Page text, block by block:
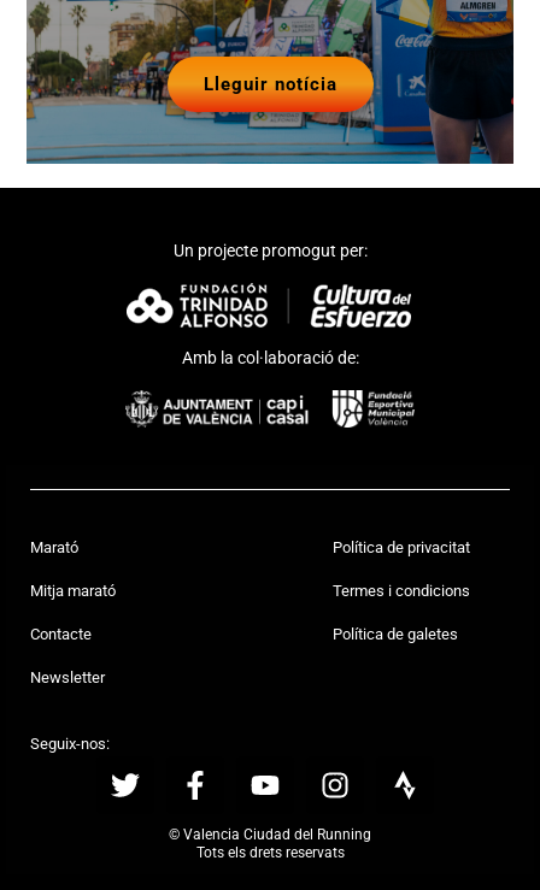
Lleguir notícia
Un projecte promogut per:
Amb la col·laboració de:
Marató
Mitja marató
Contacte
Newsletter
Política de privacitat
Termes i condicions
Política de galetes
Seguix-nos:
© Valencia Ciudad del Running
Tots els drets reservats